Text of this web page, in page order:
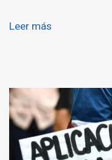
Leer más